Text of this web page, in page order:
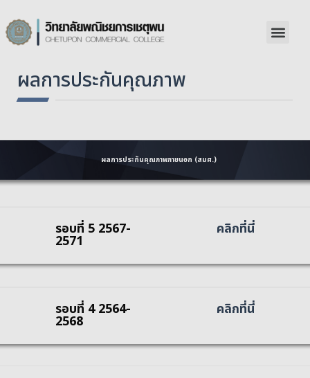
ผลการประกันคุณภาพ
ผลการประกันคุณภาพภายนอก (สมศ.)
รอบที่ 5 2567-
2571
คลิกที่นี่
รอบที่ 4 2564-
2568
คลิกที่นี่